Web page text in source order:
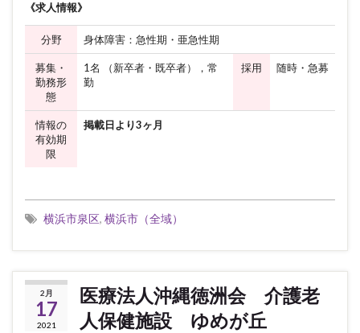
《求人情報》
分野 身体障害：急性期・亜急性期
募集・
勤務形
態
1名 （新卒者・既卒者），常
勤
採用 随時・急募
情報の
有効期
限
掲載日より3ヶ月
横浜市泉区, 横浜市（全域）
2月
17
2021
医療法人沖縄徳洲会 介護老
人保健施設 ゆめが丘